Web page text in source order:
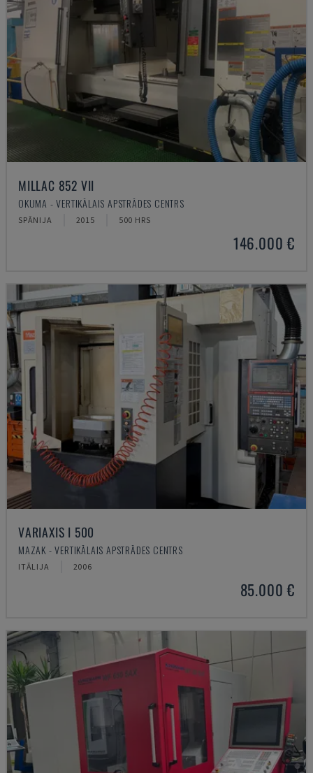
MILLAC 852 VII
OKUMA - VERTIKĀLAIS APSTRĀDES CENTRS
SPĀNIJA 2015 500 HRS
146.000 €
VARIAXIS I 500
MAZAK - VERTIKĀLAIS APSTRĀDES CENTRS
ITĀLIJA 2006
85.000 €